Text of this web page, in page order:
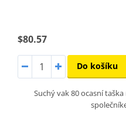
$80.57
Do košíku
Suchý vak 80 ocasní